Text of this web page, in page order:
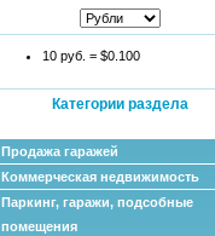
10 руб. = $0.100
Категории раздела
Продажа гаражей
Коммерческая недвижимость
Паркинг, гаражи, подсобные
помещения